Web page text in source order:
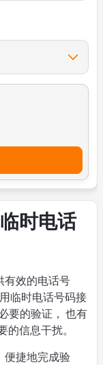
时电话
有效的电话号
临时电话号码接
要的验证， 也有
信息干扰。
便捷地完成验